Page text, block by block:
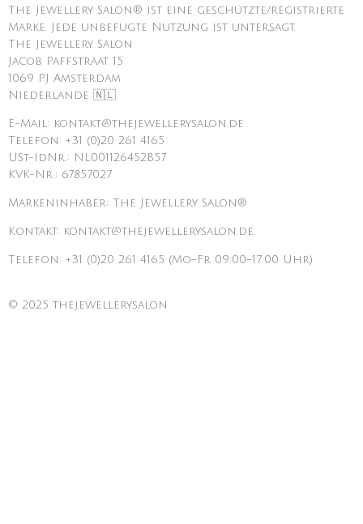
The Jewellery Salon® ist eine geschützte/registrierte
Marke. Jede unbefugte Nutzung ist untersagt.
The Jewellery Salon
Jacob Paffstraat 15
1069 PJ Amsterdam
Niederlande 🇳🇱
E-Mail: kontakt@thejewellerysalon.de
Telefon: +31 (0)20 261 4165
USt-IdNr.: NL001126452B57
KVK-Nr.: 67857027
Markeninhaber: The Jewellery Salon®
Kontakt: kontakt@thejewellerysalon.de
Telefon: +31 (0)20 261 4165 (Mo–Fr 09:00–17:00 Uhr)
© 2025 thejewellerysalon